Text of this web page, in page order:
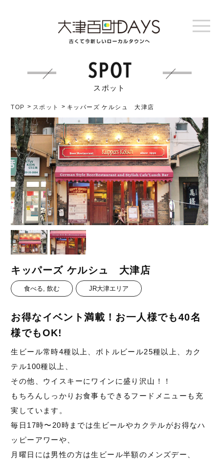
スポット
TOP スポット キッパーズ ケルシュ 大津店
キッパーズ ケルシュ 大津店
食べる, 飲む JR大津エリア
お得なイベント満載！お一人様でも40名
様でもOK!
生ビール常時4種以上、ボトルビール25種以上、カク
テル100種以上、
その他、ウイスキーにワインに盛り沢山！！
もちろんしっかりお食事もできるフードメニューも充
実しています。
毎日17時〜20時までは生ビールやカクテルがお得なハ
ッピーアワーや、
月曜日には男性の方は生ビール半額のメンズデー、